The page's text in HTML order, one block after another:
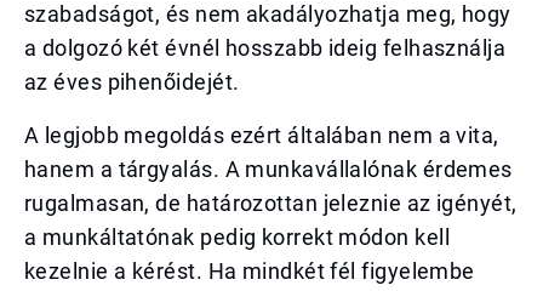
szabadságot, és nem akadályozhatja meg, hogy
a dolgozó két évnél hosszabb ideig felhasználja
az éves pihenőidejét.
A legjobb megoldás ezért általában nem a vita,
hanem a tárgyalás. A munkavállalónak érdemes
rugalmasan, de határozottan jeleznie az igényét,
a munkáltatónak pedig korrekt módon kell
kezelnie a kérést. Ha mindkét fél figyelembe